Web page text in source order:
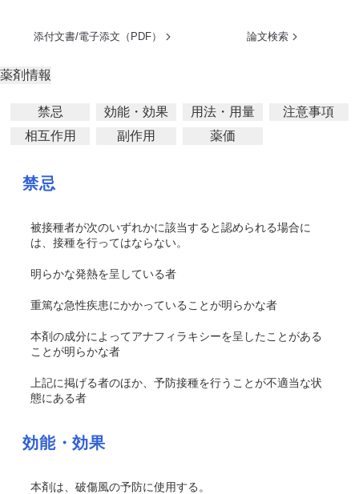
添付文書/電子添文（PDF） 論文検索
薬剤情報
禁忌 効能・効果 用法・用量
注意事項
相互作用
副作用 薬価
禁忌
被接種者が次のいずれかに該当すると認められる場合に
は、接種を行ってはならない。
明らかな発熱を呈している者
重篤な急性疾患にかかっていることが明らかな者
本剤の成分によってアナフィラキシーを呈したことがある
ことが明らかな者
上記に掲げる者のほか、予防接種を行うことが不適当な状
態にある者
効能・効果
本剤は、破傷風の予防に使用する。